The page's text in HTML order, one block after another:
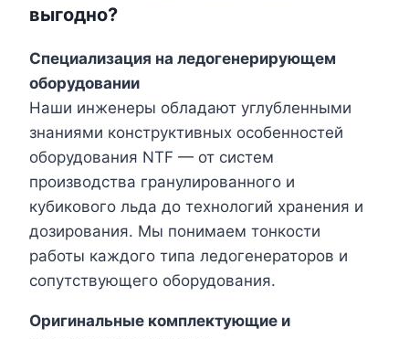
выгодно?
Специализация на ледогенерирующем
оборудовании
Наши инженеры обладают углубленными
знаниями конструктивных особенностей
оборудования NTF — от систем
производства гранулированного и
кубикового льда до технологий хранения и
дозирования. Мы понимаем тонкости
работы каждого типа ледогенераторов и
сопутствующего оборудования.
Оригинальные комплектующие и